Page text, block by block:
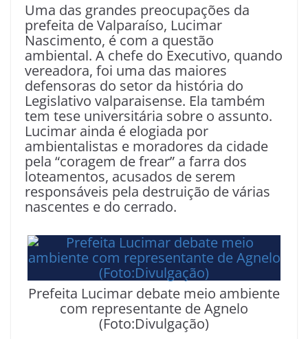
Uma das grandes preocupações da
prefeita de Valparaíso, Lucimar
Nascimento, é com a questão
ambiental. A chefe do Executivo, quando
vereadora, foi uma das maiores
defensoras do setor da história do
Legislativo valparaisense. Ela também
tem tese universitária sobre o assunto.
Lucimar ainda é elogiada por
ambientalistas e moradores da cidade
pela “coragem de frear” a farra dos
loteamentos, acusados de serem
responsáveis pela destruição de várias
nascentes e do cerrado.
Prefeita Lucimar debate meio ambiente
com representante de Agnelo
(Foto:Divulgação)